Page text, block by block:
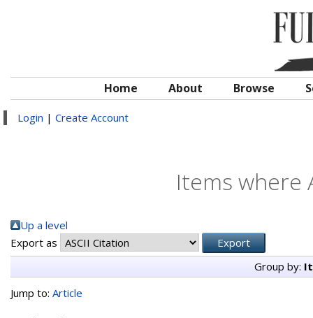
Home About Browse
Login | Create Account
Items where
Up a level
Export as
Group by:
Jump to: Article